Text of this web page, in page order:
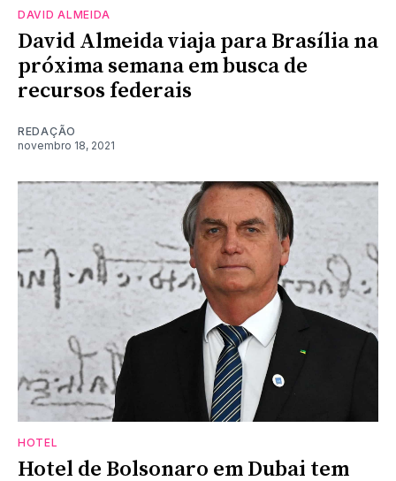
DAVID ALMEIDA
David Almeida viaja para Brasília na
próxima semana em busca de
recursos federais
REDAÇÃO
novembro 18, 2021
HOTEL
Hotel de Bolsonaro em Dubai tem